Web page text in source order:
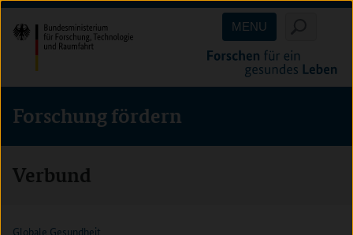
Direkt
zum
Inhalt
(Eingabetaste)
Direkt
zum
Hauptmenu
(Eingabetaste)
Direkt
zur
Suche
(Eingabetaste)
MENU
Forschung fördern
Verbund
Globale Gesundheit